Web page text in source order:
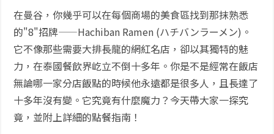
在曼谷，你幾乎可以在每個商場的美食區找到那抹熟悉
的"8"招牌——Hachiban Ramen (ハチバンラーメン)。
它不像那些需要大排長龍的網紅名店，卻以其獨特的魅
力，在泰國餐飲界屹立不倒十多年。你是不是經常在飯店
無論哪一家分店飯點的時候他永遠都是很多人，且長達了
十多年沒有變。它究竟有什麼魔力？今天帶大家一探究
竟，並附上詳細的點餐指南！